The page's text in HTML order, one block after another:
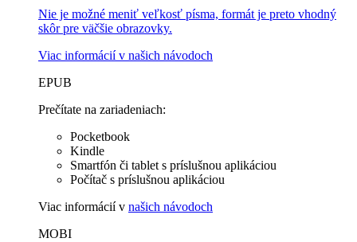
Nie je možné meniť veľkosť písma, formát je preto vhodný
skôr pre väčšie obrazovky.
Viac informácií v našich návodoch
EPUB
Prečítate na zariadeniach:
Pocketbook
Kindle
Smartfón či tablet s príslušnou aplikáciou
Počítač s príslušnou aplikáciou
Viac informácií v našich návodoch
MOBI